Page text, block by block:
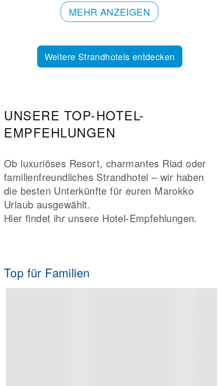
MEHR ANZEIGEN
Weitere Strandhotels entdecken
UNSERE TOP-HOTEL-
EMPFEHLUNGEN
Ob luxuriöses Resort, charmantes Riad oder
familienfreundliches Strandhotel – wir haben
die besten Unterkünfte für euren Marokko
Urlaub ausgewählt.
Hier findet ihr unsere Hotel-Empfehlungen.
Top für Familien